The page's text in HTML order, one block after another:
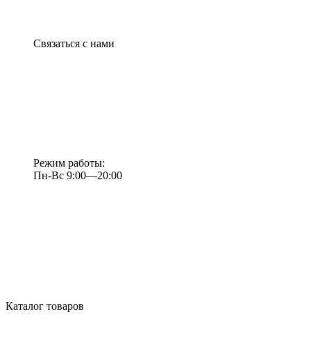
Связаться с нами
Режим работы:
Пн-Вс 9:00—20:00
Каталог товаров